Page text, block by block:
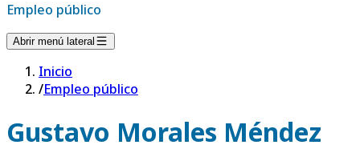
Empleo público
Abrir menú lateral
Inicio
/Empleo público
Gustavo Morales Méndez